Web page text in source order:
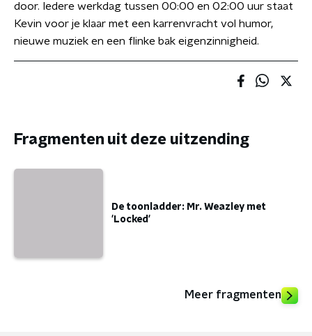
door. Iedere werkdag tussen 00:00 en 02:00 uur staat
Kevin voor je klaar met een karrenvracht vol humor,
nieuwe muziek en een flinke bak eigenzinnigheid.
Fragmenten uit deze uitzending
De toonladder: Mr. Weazley met
'Locked'
Meer fragmenten